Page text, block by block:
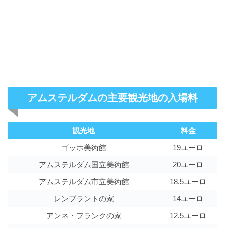
アムステルダムの主要観光地の入場料
観光地
料金
ゴッホ美術館
19ユーロ
アムステルダム国立美術館
20ユーロ
アムステルダム市立美術館
18.5ユーロ
レンブラントの家
14ユーロ
アンネ・フランクの家
12.5ユーロ